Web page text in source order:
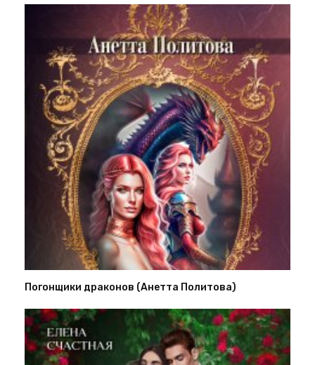
Погонщики драконов (Анетта Политова)